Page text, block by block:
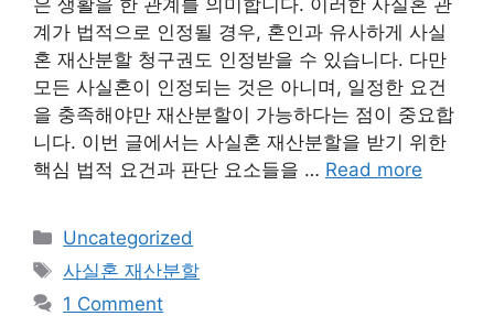
계가 법적으로 인정될 경우, 혼인과 유사하게 사실
혼 재산분할 청구권도 인정받을 수 있습니다. 다만
모든 사실혼이 인정되는 것은 아니며, 일정한 요건
을 충족해야만 재산분할이 가능하다는 점이 중요합
니다. 이번 글에서는 사실혼 재산분할을 받기 위한
핵심 법적 요건과 판단 요소들을 … Read more
Categories
Uncategorized
Tags
사실혼 재산분할
1 Comment